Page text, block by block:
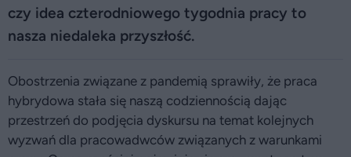
czy idea czterodniowego tygodnia pracy to
nasza niedaleka przyszłość.
Obostrzenia związane z pandemią sprawiły, że praca
hybrydowa stała się naszą codziennością dając
przestrzeń do podjęcia dyskursu na temat kolejnych
wyzwań dla pracowadwców związanych z warunkami